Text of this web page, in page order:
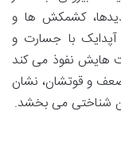
کشمکش ها و
با جسارت و
هایش نفوذ می کند
ضعف و قوتشان، نشان
شناختی می بخشد.